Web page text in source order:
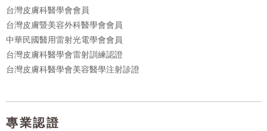
台灣皮膚科醫學會會員
台灣皮膚暨美容外科醫學會會員
中華民國醫用雷射光電學會會員
台灣皮膚科醫學會雷射訓練認證
台灣皮膚科醫學會美容醫學注射診證
專業認證